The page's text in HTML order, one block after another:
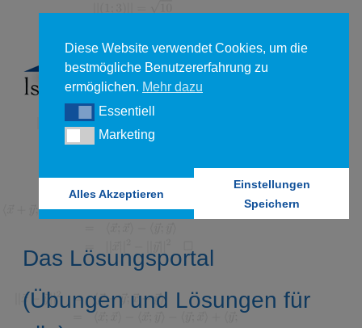
Das Lösungsportal
(Übungen und Lösungen für
Diese Website verwendet Cookies, um die
bestmögliche Benutzererfahrung zu
ermöglichen. Mehr dazu
EssentiellEssentiell
MarketingMarketing
Alles Akzeptieren
Einstellungen
Speichern